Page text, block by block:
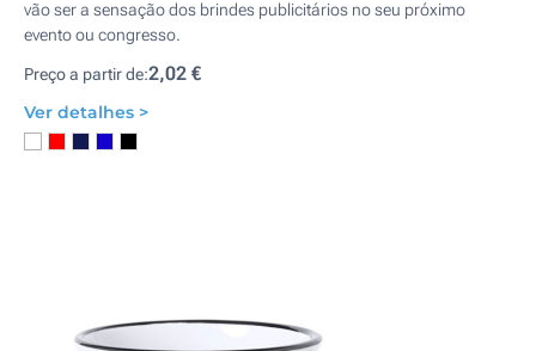
vão ser a sensação dos brindes publicitários no seu próximo
evento ou congresso.
Preço a partir de:2,02 €
Ver detalhes >